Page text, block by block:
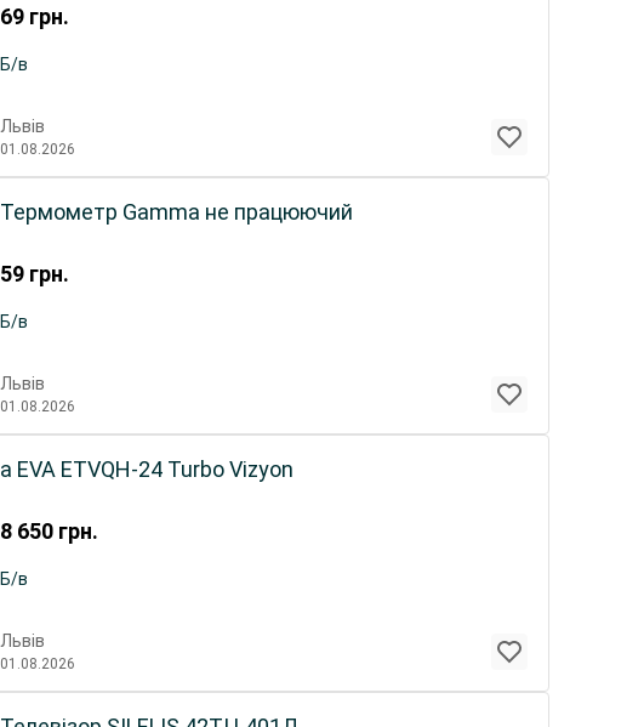
69 грн.
Б/в
Львів
01.08.2026
59 грн.
Термометр Gamma не працюючий
Б/в
Львів
01.08.2026
8 650 грн.
а EVA ETVQH-24 Turbo Vizyon
Б/в
Львів
01.08.2026